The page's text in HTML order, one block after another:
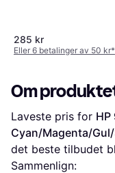
285 kr
Eller 6 betalinger av 50 kr*
Om
Laveste pris for
Cyan/Magenta/
det beste tilbudet
Sammenlign: